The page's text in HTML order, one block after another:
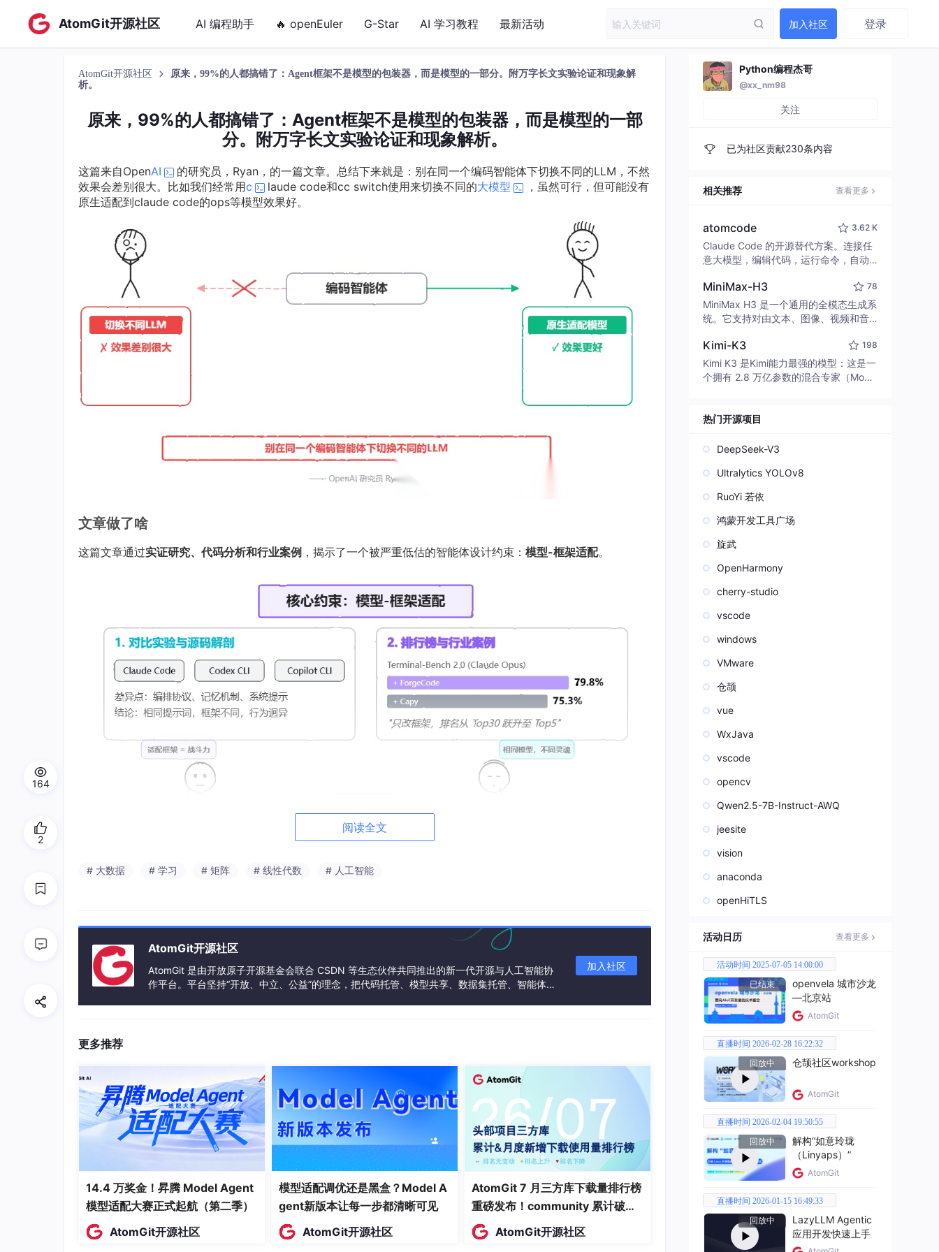
AtomGit开源社区 AI 编程助手 🔥 openEuler G-Star AI 学习教程 最新活动 加入社区 登录
AtomGit开源社区
原来，99%的人都搞错了：Agent框架不是模型的包装器，而是模型的一部分。附万字长文实验论证和现象解
析。
原来，99%的人都搞错了：Agent框架不是模型的包装器，而是模型的一部
分。附万字长文实验论证和现象解析。
这篇来自OpenAI
的研究员，Ryan，的一篇文章。总结下来就是：别在同一个编码智能体下切换不同的LLM，不然
效果会差别很大。比如我们经常用c laude code和cc switch使用来切换不同的大模型
，虽然可行，但可能没有
原生适配到claude code的ops等模型效果好。
文章做了啥
这篇文章通过实证研究、代码分析和行业案例 ，揭示了一个被严重低估的智能体设计约束： 模型-框架适配。
：在相同环境和相同模型下，对 Claude Code、Codex CLI、GitHub Copilot CLI 三个框架运行完
全相同的提示词，观察到明显不同的行为输出。
源码级解剖：深入分析三个框架的底层实现，比较了它们的编排协议、工具表面、记忆机制、引用格式、系统
提示结构等方面的差异。
文章核心结论
模型不能在框架之间随意切换。框架不是模型的包装器，而是模型有效参数的一部分。
阅读全文
# 大数据 # 学习 # 矩阵 # 线性代数 # 人工智能
AtomGit开源社区
AtomGit 是由开放原子开源基金会联合 CSDN 等生态伙伴共同推出的新一代开源与人工智能协
作平台。平台坚持“开放、中立、公益”的理念，把代码托管、模型共享、数据集托管、智能体开
加入社区
更多推荐
14.4 万奖金！昇腾 Model Agent
模型适配大赛正式起航（第二季）
AtomGit开源社区
模型适配调优还是黑盒？Model A
gent新版本让每一步都清晰可见
AtomGit开源社区
AtomGit 7 月三方库下载量排行榜
重磅发布！community 累计破百
万断层领跑，Chromium 组件全
面霸榜
AtomGit开源社区
164
2
Python编程杰哥
@xx_nm98
关注
已为社区贡献230条内容
相关推荐 查看更多
atomcode 3.62 K
Claude Code 的开源替代方案。连接任
意大模型，编辑代码，运行命令，自动
致性能。 ｜ An open-source alternativ
e to Claude Code. Connect any LLM,
edit code, run commands, and verify
MiniMax-H3 78
MiniMax H3 是一个通用的全模态生成系
统。它支持对由文本、图像、视频和音
并能生成分辨率高达 2K、时长可达 15
秒的带原生立体声音频的视频。得益于
面向任务泛化的系统设计，H3 在预训练
模态指令。
Kimi-K3 198
Kimi K3 是Kimi能力最强的模型：这是一
个拥有 2.8 万亿参数的混合专家（Mo
热门开源项目
DeepSeek-V3
Ultralytics YOLOv8
RuoYi 若依
鸿蒙开发工具广场
旋武
OpenHarmony
cherry-studio
vscode
windows
VMware
仓颉
vue
WxJava
vscode
opencv
Qwen2.5-7B-Instruct-AWQ
jeesite
vision
anaconda
openHiTLS
活动日历 查看更多
活动时间 2025-07-05 14:00:00
已结束
openvela 城市沙龙
—北京站
AtomGit
直播时间 2026-02-28 16:22:32
回放中
仓颉社区workshop
AtomGit
直播时间 2026-02-04 19:50:55
回放中
解构“如意玲珑
（Linyaps）”
AtomGit
直播时间 2026-01-15 16:49:33
回放中
LazyLLM Agentic
应用开发快速上手